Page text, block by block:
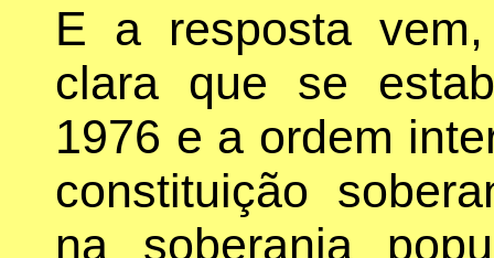
E a resposta
clara que se
1976 e a ordem
constituição
na soberania